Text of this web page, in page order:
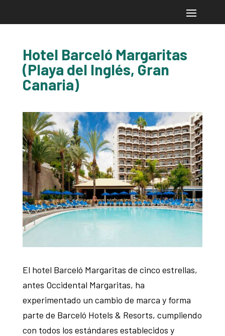
Hotel Barceló Margaritas
(Playa del Inglés, Gran
Canaria)
El hotel Barceló Margaritas de cinco estrellas,
antes Occidental Margaritas, ha
experimentado un cambio de marca y forma
parte de Barceló Hotels & Resorts, cumpliendo
con todos los estándares establecidos y